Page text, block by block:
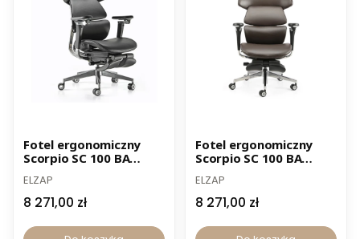
Norma BHP
-15% z kodem ELZAP
Fotel ergonomiczny
Scorpio SC 100 BA
ELZAP
8 271,00 zł
Norma BHP
-15% z kodem ELZAP
Fotel ergonomiczny
Scorpio SC 100 BA
brązowa
ELZAP
8 271,00 zł